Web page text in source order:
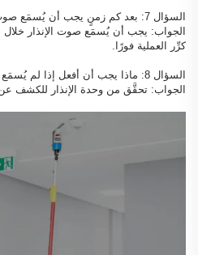
السؤال 7: بعد كم زمنٍ يجب أن يُسمَع صوت الإنذار بعد الرشّ؟
الجواب: يجب أن يُسمَع صوت الإنذار
كرِّر العملية فورًا.
السؤال 8: ماذا يجب أن أفعل إذا لم يُسمَع صوت الإنذار بعد التكرار؟
الجواب: تحقَّق من وحدة الإنذار للكشف